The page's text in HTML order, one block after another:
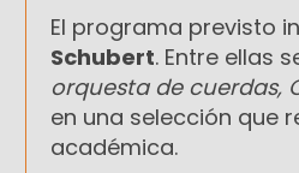
El programa previsto
Schubert. Entre ellas
orquesta de cuerdas,
en una selección que
académica.